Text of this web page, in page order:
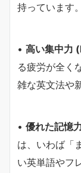
持っています。
• 高い集中力
る疲労が全く
雑な英文法や
• 優れた記憶
は、いわば「
い英単語やフ